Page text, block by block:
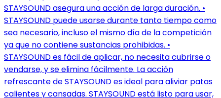
STAYSOUND asegura una acción de larga duración. •
STAYSOUND puede usarse durante tanto tiempo como
sea necesario, incluso el mismo día de la competición
ya que no contiene sustancias prohibidas. •
STAYSOUND es fácil de aplicar, no necesita cubrirse o
vendarse, y se elimina fácilmente. La acción
refrescante de STAYSOUND es ideal para aliviar patas
calientes y cansadas. STAYSOUND está listo para usar,